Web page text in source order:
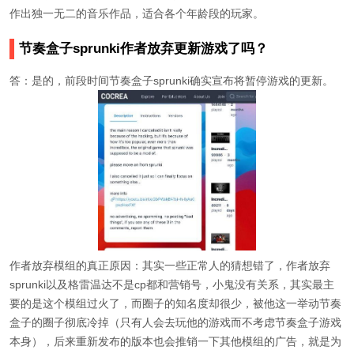
作出独一无二的音乐作品，适合各个年龄段的玩家。‌
节奏盒子sprunki作者放弃更新游戏了吗？
答：是的，前段时间节奏盒子sprunki确实宣布将暂停游戏的更新。
作者放弃模组的真正原因：其实一些正常人的猜想错了，作者放弃
sprunki以及格雷温达不是cp都和营销号，小鬼没有关系，其实最主
要的是这个模组过火了，而圈子的知名度却很少，被他这一举动节奏
盒子的圈子彻底冷掉（只有人会去玩他的游戏而不考虑节奏盒子游戏
本身），后来重新发布的版本也会推销一下其他模组的广告，就是为